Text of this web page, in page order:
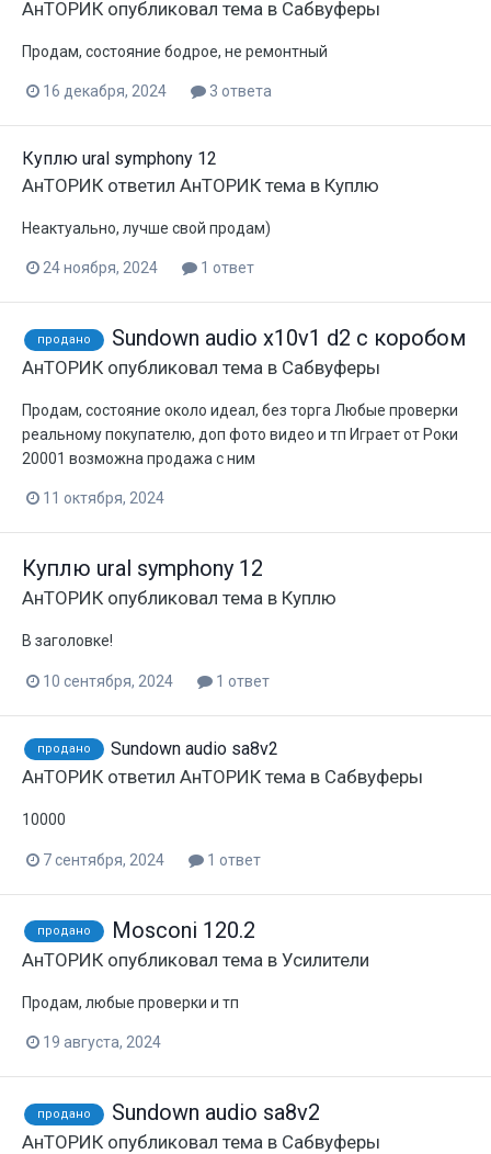
АнТОРИК опубликовал тема в Сабвуферы
Продам, состояние бодрое, не ремонтный
16 декабря, 2024 3 ответа
Куплю ural symphony 12
АнТОРИК ответил АнТОРИК тема в Куплю
Неактуально, лучше свой продам)
24 ноября, 2024 1 ответ
продано Sundown audio x10v1 d2 с коробом
АнТОРИК опубликовал тема в Сабвуферы
Продам, состояние около идеал, без торга Любые проверки
реальному покупателю, доп фото видео и тп Играет от Роки
20001 возможна продажа с ним
11 октября, 2024
Куплю ural symphony 12
АнТОРИК опубликовал тема в Куплю
В заголовке!
10 сентября, 2024 1 ответ
продано Sundown audio sa8v2
АнТОРИК ответил АнТОРИК тема в Сабвуферы
10000
7 сентября, 2024 1 ответ
продано Mosconi 120.2
АнТОРИК опубликовал тема в Усилители
Продам, любые проверки и тп
19 августа, 2024
продано Sundown audio sa8v2
АнТОРИК опубликовал тема в Сабвуферы